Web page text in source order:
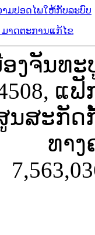
າມປອດໄພໃຫ້ກັບລະບົບ
ມາດຕະການແກ້ໄຂ
ງຈັນທະ
ແຟັ
ນສະກັ
ທາງ